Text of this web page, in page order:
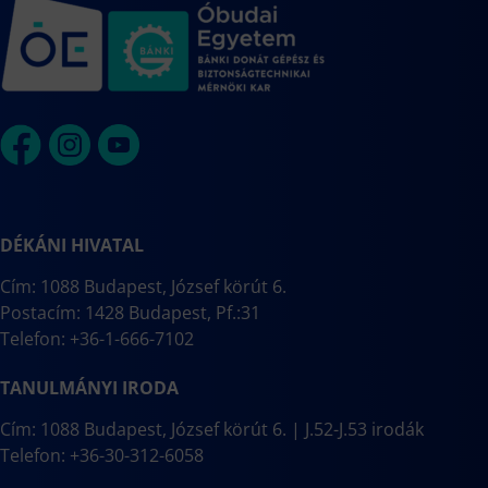
DÉKÁNI HIVATAL
Cím: 1088 Budapest, József körút 6.
Postacím: 1428 Budapest, Pf.:31
Telefon: +36-1-666-7102
TANULMÁNYI IRODA
Cím: 1088 Budapest, József körút 6. | J.52-J.53 irodák
Telefon: +36-30-312-6058